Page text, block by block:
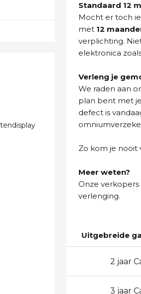
Standaard 12
Mocht er toch
met 12
verplichting.
elektronica
Verleng je
We raden aan
plan bent met
defect is
Zo kom je nooit
Meer weten?
Onze
verlenging.
Uitgebreide
2 jaar
3 jaar